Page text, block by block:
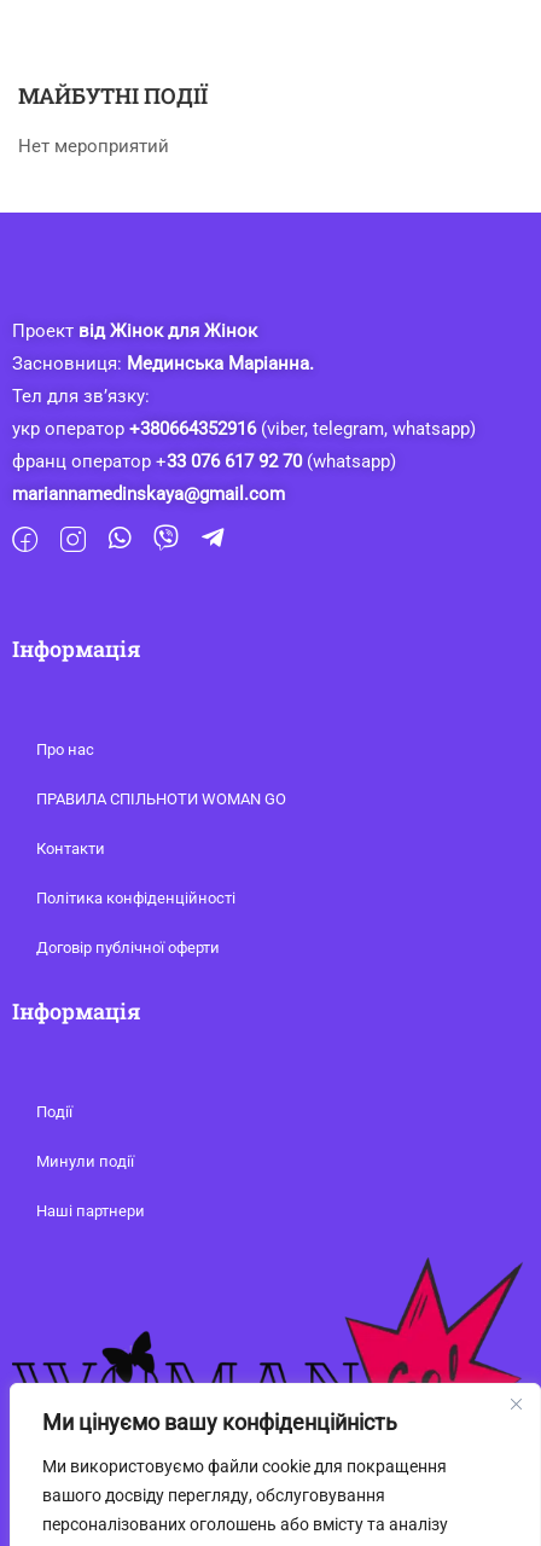
Ми цінуємо вашу конфіденційність
Ми використовуємо файли cookie для покращення
вашого досвіду перегляду, обслуговування
персоналізованих оголошень або вмісту та аналізу
МАЙБУТНІ ПОДІЇ
Нет мероприятий
Проект від Жінок для Жінок
Засновниця: Мединська Маріанна.
Тел для зв’язку:
укр оператор +380664352916(viber, telegram, whatsapp)
франц оператор +33 076 617 92 70(whatsapp)
mariannamedinskaya@gmail.com
Інформація
Про нас
ПРАВИЛА СПІЛЬНОТИ WOMAN GO
Контакти
Політика конфіденційності
Договір публічної оферти
Інформація
Події
Минули події
Наші партнери